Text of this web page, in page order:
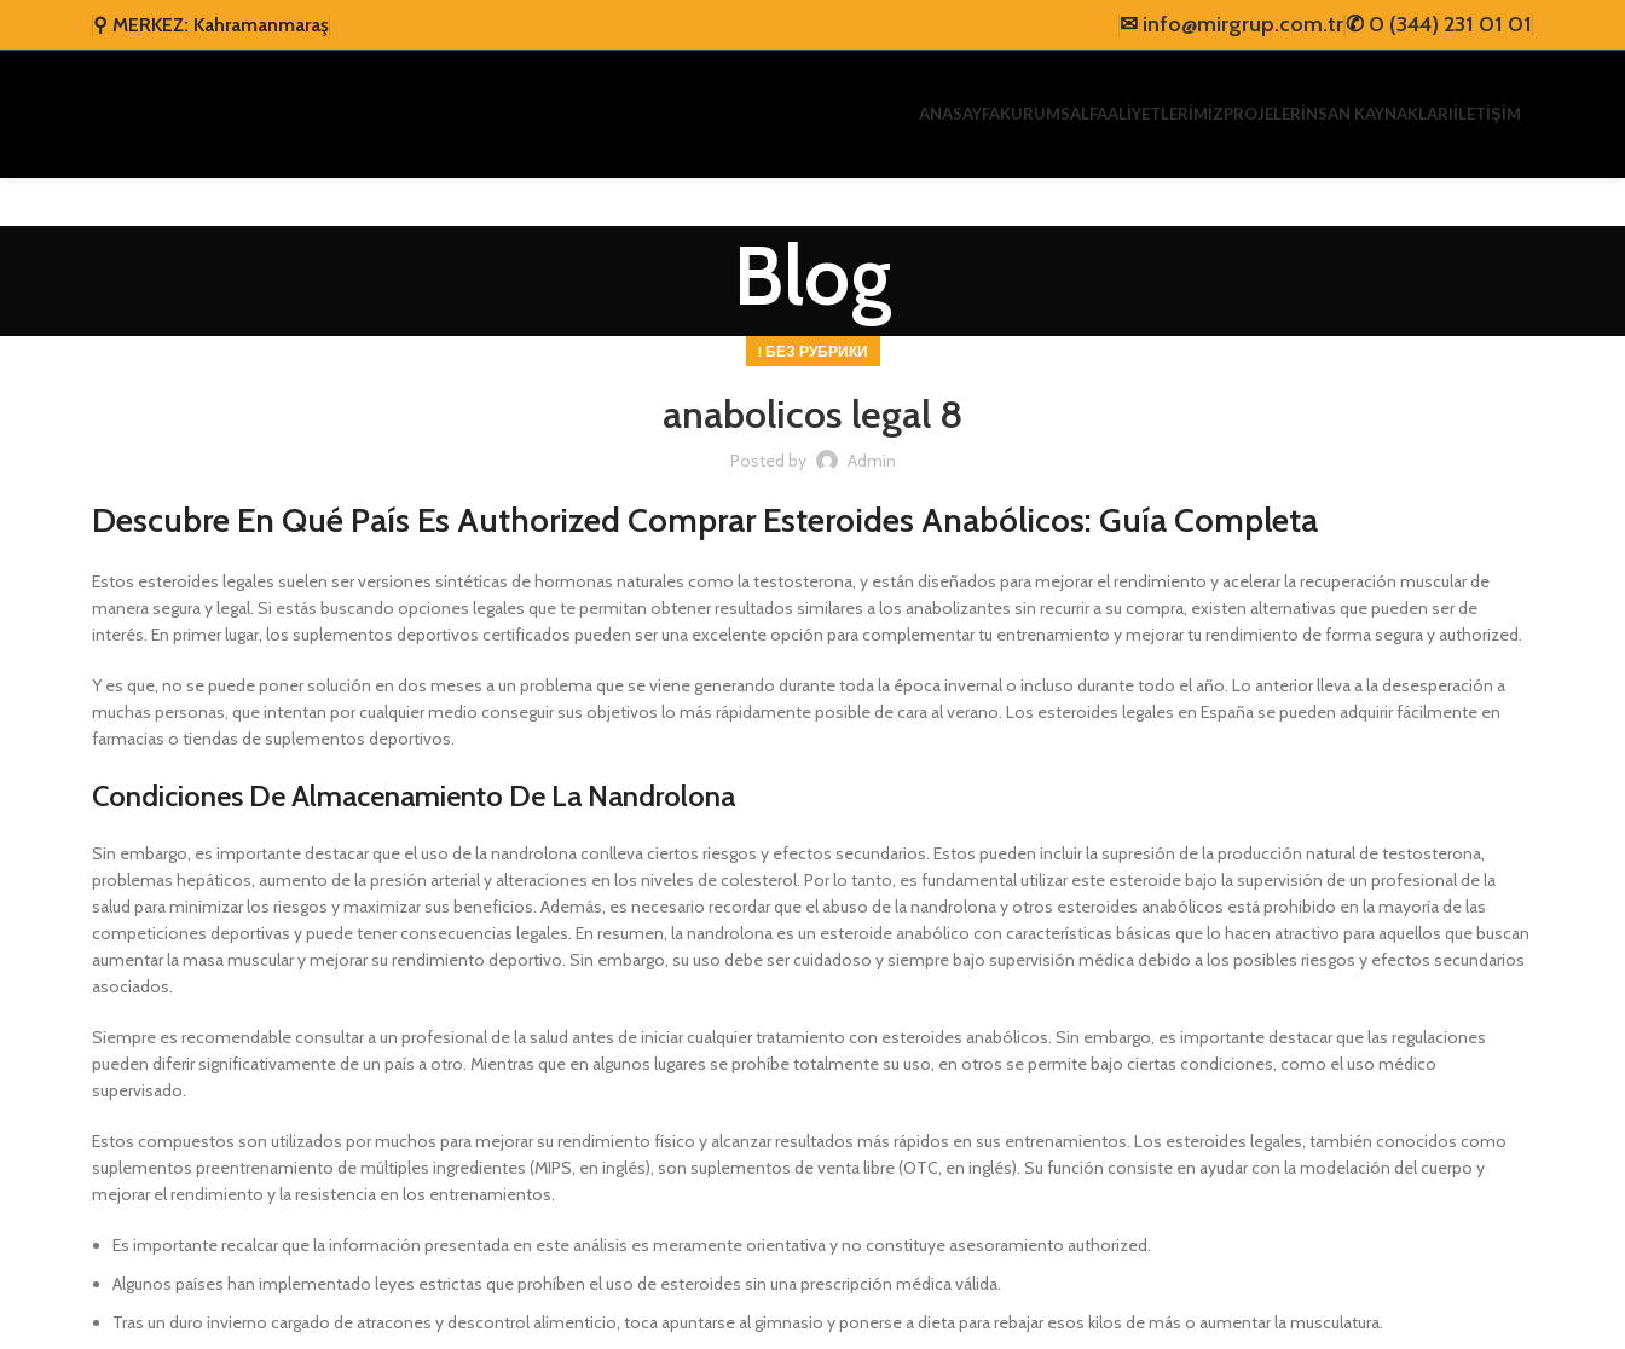
⚲ MERKEZ: Kahramanmaraş ✉ info@mirgrup.com.tr✆ 0 (344) 231 01 01
ANASAYFAKURUMSALFAALİYETLERİMİZPROJELERİNSAN KAYNAKLARIİLETİŞİM
Blog
! БЕЗ РУБРИКИ
anabolicos legal 8
Posted by Admin
Descubre En Qué País Es Authorized Comprar Esteroides Anabólicos: Guía Completa
Estos esteroides legales suelen ser versiones sintéticas de hormonas naturales como la testosterona, y están diseñados para mejorar el rendimiento y acelerar la recuperación muscular de
manera segura y legal. Si estás buscando opciones legales que te permitan obtener resultados similares a los anabolizantes sin recurrir a su compra, existen alternativas que pueden ser de
interés. En primer lugar, los suplementos deportivos certificados pueden ser una excelente opción para complementar tu entrenamiento y mejorar tu rendimiento de forma segura y authorized.
Y es que, no se puede poner solución en dos meses a un problema que se viene generando durante toda la época invernal o incluso durante todo el año. Lo anterior lleva a la desesperación a
muchas personas, que intentan por cualquier medio conseguir sus objetivos lo más rápidamente posible de cara al verano. Los esteroides legales en España se pueden adquirir fácilmente en
farmacias o tiendas de suplementos deportivos.
Condiciones De Almacenamiento De La Nandrolona
Sin embargo, es importante destacar que el uso de la nandrolona conlleva ciertos riesgos y efectos secundarios. Estos pueden incluir la supresión de la producción natural de testosterona,
problemas hepáticos, aumento de la presión arterial y alteraciones en los niveles de colesterol. Por lo tanto, es fundamental utilizar este esteroide bajo la supervisión de un profesional de la
salud para minimizar los riesgos y maximizar sus beneficios. Además, es necesario recordar que el abuso de la nandrolona y otros esteroides anabólicos está prohibido en la mayoría de las
competiciones deportivas y puede tener consecuencias legales. En resumen, la nandrolona es un esteroide anabólico con características básicas que lo hacen atractivo para aquellos que buscan
aumentar la masa muscular y mejorar su rendimiento deportivo. Sin embargo, su uso debe ser cuidadoso y siempre bajo supervisión médica debido a los posibles riesgos y efectos secundarios
asociados.
Siempre es recomendable consultar a un profesional de la salud antes de iniciar cualquier tratamiento con esteroides anabólicos. Sin embargo, es importante destacar que las regulaciones
pueden diferir significativamente de un país a otro. Mientras que en algunos lugares se prohíbe totalmente su uso, en otros se permite bajo ciertas condiciones, como el uso médico
supervisado.
Estos compuestos son utilizados por muchos para mejorar su rendimiento físico y alcanzar resultados más rápidos en sus entrenamientos. Los esteroides legales, también conocidos como
suplementos preentrenamiento de múltiples ingredientes (MIPS, en inglés), son suplementos de venta libre (OTC, en inglés). Su función consiste en ayudar con la modelación del cuerpo y
mejorar el rendimiento y la resistencia en los entrenamientos.
Es importante recalcar que la información presentada en este análisis es meramente orientativa y no constituye asesoramiento authorized.
Algunos países han implementado leyes estrictas que prohíben el uso de esteroides sin una prescripción médica válida.
Tras un duro invierno cargado de atracones y descontrol alimenticio, toca apuntarse al gimnasio y ponerse a dieta para rebajar esos kilos de más o aumentar la musculatura.